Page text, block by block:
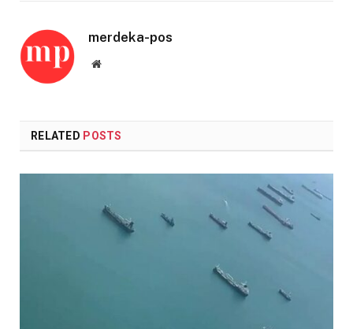
merdeka-pos
Website
RELATED POSTS